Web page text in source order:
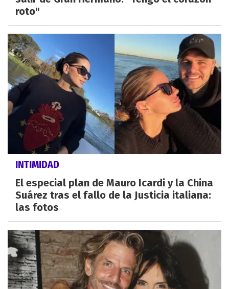
roto"
INTIMIDAD
El especial plan de Mauro Icardi y la China
Suárez tras el fallo de la Justicia italiana:
las fotos